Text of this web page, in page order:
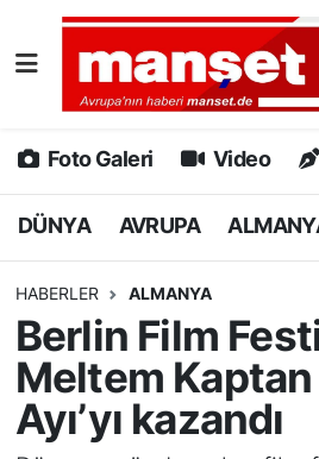
Foto Galeri Video
DÜNYA AVRUPA
HABERLER ALMANYA
Berlin Film
Meltem Kaptan
Ayı’yı kazandı
DÜNYA
AVRUPA
ALMANYA
HAMBURG
SPOR
DEUTSCH
Nöbetçi Eczaneler
Hava Durumu
Namaz Vakitleri
Puan Durumu ve Fikstür
Tüm Manşetler
Son Dakika Haberleri